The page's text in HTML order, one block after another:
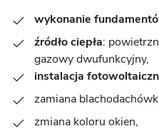
wykonanie
źródło ciepła:
gazowy dwufunkcyjny,
instalacja
zamiana
zmiana koloru okien,